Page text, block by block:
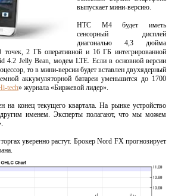
выпускает мини-версию.
HTC M4 будет иметь
сенсорный дисплей
диагональю 4,3 дюйма
2 ГБ оперативной и 16 ГБ интегрированной
Jelly Bean, модем LTE. Если в основной версии
то в мини-версии будет вставлен двухядерный
аккумуляторной батареи уменьшится до 1700
tech» журнала «Биржевой лидер».
конец текущего квартала. На рынке устройство
другим именем. Эксперты полагают, что мы можем
уверенно растут. Брокер Nord FX прогнозирует